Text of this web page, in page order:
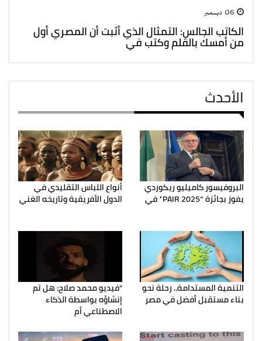
الكاتب الجالس: التمثال الذي أثبت أن المصري أول
من أمسك بالقلم وكتب في
الأحدث
البروفيسور كاميليو ريكوردي
يفوز بجائزة “PAIR 2025” في
أنواع اللباس التقليدي في
الدول الأفريقية وتاريخه الغني
التنمية المستدامة.. رحلة نحو
بناء مستقبل أفضل في مصر
"فيديو محمد صلاح: هل تم
إنشاؤه بواسطة الذكاء
الاصطناعي أم